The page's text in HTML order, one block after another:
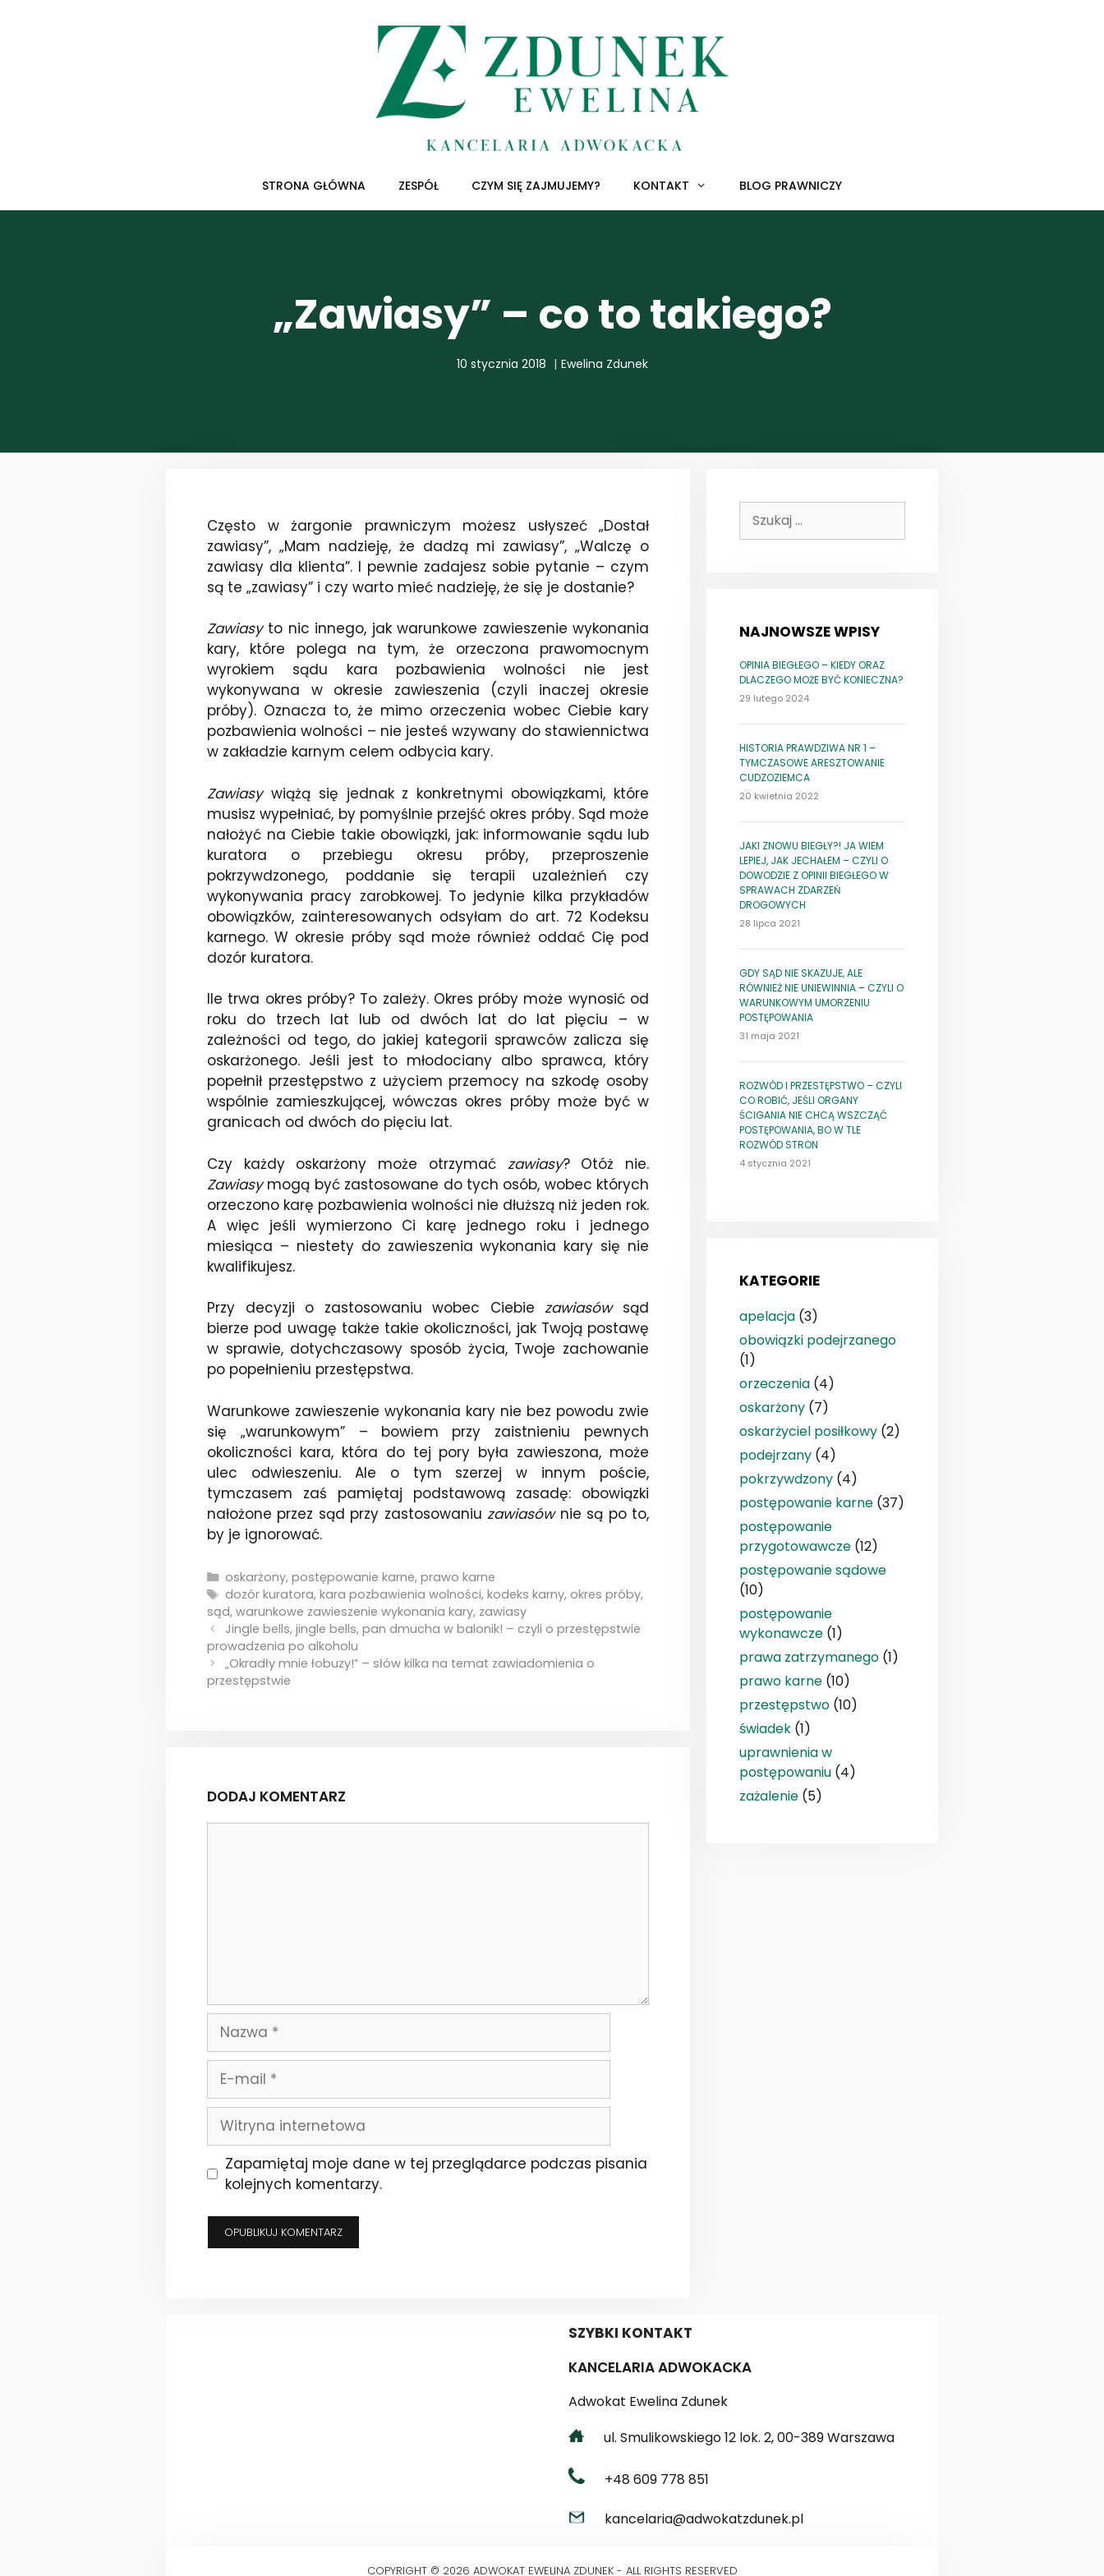
STRONA GŁÓWNA ZESPÓŁ CZYM SIĘ ZAJMUJEMY? KONTAKT BLOG PRAWNICZY
„Zawiasy” – co to takiego?
10 stycznia 2018 Ewelina Zdunek
Często w żargonie prawniczym możesz usłyszeć „Dostał
zawiasy”, „Mam nadzieję, że dadzą mi zawiasy”, „Walczę o
zawiasy dla klienta”. I pewnie zadajesz sobie pytanie – czym
są te „zawiasy” i czy warto mieć nadzieję, że się je dostanie?
Zawiasyto nic innego, jak warunkowe zawieszenie wykonania
kary, które polega na tym, że orzeczona prawomocnym
wyrokiem sądu kara pozbawienia wolności nie jest
wykonywana w okresie zawieszenia (czyli inaczej okresie
próby). Oznacza to, że mimo orzeczenia wobec Ciebie kary
pozbawienia wolności – nie jesteś wzywany do stawiennictwa
w zakładzie karnym celem odbycia kary.
Zawiasywiążą się jednak z konkretnymi obowiązkami, które
musisz wypełniać, by pomyślnie przejść okres próby. Sąd może
nałożyć na Ciebie takie obowiązki, jak: informowanie sądu lub
kuratora o przebiegu okresu próby, przeproszenie
pokrzywdzonego, poddanie się terapii uzależnień czy
wykonywania pracy zarobkowej. To jedynie kilka przykładów
obowiązków, zainteresowanych odsyłam do art. 72 Kodeksu
karnego. W okresie próby sąd może również oddać Cię pod
dozór kuratora.
Ile trwa okres próby? To zależy. Okres próby może wynosić od
roku do trzech lat lub od dwóch lat do lat pięciu – w
zależności od tego, do jakiej kategorii sprawców zalicza się
oskarżonego. Jeśli jest to młodociany albo sprawca, który
popełnił przestępstwo z użyciem przemocy na szkodę osoby
wspólnie zamieszkującej, wówczas okres próby może być w
granicach od dwóch do pięciu lat.
Czy każdy oskarżony może otrzymać zawiasy? Otóż nie.
Zawiasymogą być zastosowane do tych osób, wobec których
orzeczono karę pozbawienia wolności nie dłuższą niż jeden rok.
A więc jeśli wymierzono Ci karę jednego roku i jednego
miesiąca – niestety do zawieszenia wykonania kary się nie
kwalifikujesz.
Przy decyzji o zastosowaniu wobec Ciebiezawiasówsąd
bierze pod uwagę także takie okoliczności, jak Twoją postawę
w sprawie, dotychczasowy sposób życia, Twoje zachowanie
po popełnieniu przestępstwa.
Warunkowe zawieszenie wykonania kary nie bez powodu zwie
się „warunkowym” – bowiem przy zaistnieniu pewnych
okoliczności kara, która do tej pory była zawieszona, może
ulec odwieszeniu. Ale o tym szerzej w innym poście,
tymczasem zaś pamiętaj podstawową zasadę: obowiązki
nałożone przez sąd przy zastosowaniuzawiasównie są po to,
by je ignorować.
Kategorie
oskarżony, postępowanie karne, prawo karne
Tagi
dozór kuratora, kara pozbawienia wolności, kodeks karny, okres próby,
sąd, warunkowe zawieszenie wykonania kary, zawiasy
Jingle bells, jingle bells, pan dmucha w balonik! – czyli o przestępstwie
prowadzenia po alkoholu
„Okradły mnie łobuzy!” – słów kilka na temat zawiadomienia o
przestępstwie
DODAJ KOMENTARZ
Nazwa
mail
Witryna
internetowa
Zapamiętaj moje dane w tej przeglądarce podczas pisania
kolejnych komentarzy.
NAJNOWSZE WPISY
OPINIA BIEGŁEGO – KIEDY ORAZ
DLACZEGO MOŻE BYĆ KONIECZNA?
29 lutego 2024
HISTORIA PRAWDZIWA NR 1 –
TYMCZASOWE ARESZTOWANIE
CUDZOZIEMCA
20 kwietnia 2022
JAKI ZNOWU BIEGŁY?! JA WIEM
LEPIEJ, JAK JECHAŁEM – CZYLI O
DOWODZIE Z OPINII BIEGŁEGO W
SPRAWACH ZDARZEŃ
DROGOWYCH
28 lipca 2021
GDY SĄD NIE SKAZUJE, ALE
RÓWNIEŻ NIE UNIEWINNIA – CZYLI O
WARUNKOWYM UMORZENIU
POSTĘPOWANIA
31 maja 2021
ROZWÓD I PRZESTĘPSTWO – CZYLI
CO ROBIĆ, JEŚLI ORGANY
ŚCIGANIA NIE CHCĄ WSZCZĄĆ
POSTĘPOWANIA, BO W TLE
ROZWÓD STRON
4 stycznia 2021
KATEGORIE
apelacja (3)
obowiązki podejrzanego
(1)
orzeczenia (4)
oskarżony (7)
oskarżyciel posiłkowy (2)
podejrzany (4)
pokrzywdzony (4)
postępowanie karne (37)
postępowanie
przygotowawcze (12)
postępowanie sądowe
(10)
postępowanie
wykonawcze (1)
prawa zatrzymanego (1)
prawo karne (10)
przestępstwo (10)
świadek (1)
uprawnienia w
postępowaniu (4)
zażalenie (5)
SZYBKI KONTAKT
KANCELARIA ADWOKACKA
Adwokat Ewelina Zdunek
ul. Smulikowskiego 12 lok. 2, 00-389 Warszawa
+48 609 778 851
kancelaria@adwokatzdunek.pl
COPYRIGHT © 2026 ADWOKAT EWELINA ZDUNEK - ALL RIGHTS RESERVED